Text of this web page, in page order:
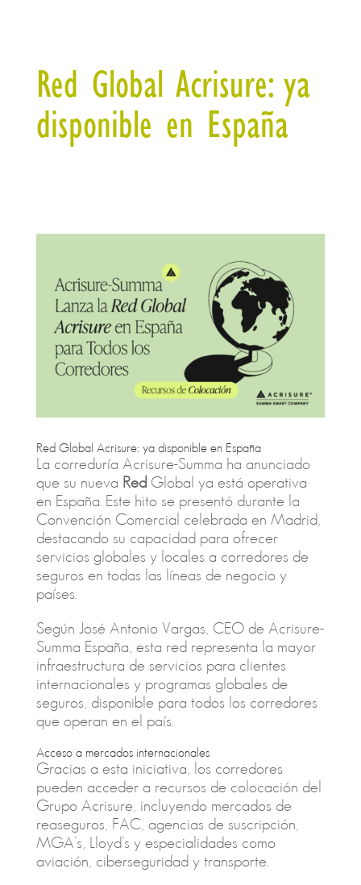
Red Global Acrisure: ya
disponible en España
Red Global Acrisure: ya disponible en España
La correduría Acrisure-Summa ha anunciado
que su nueva Red Global ya está operativa
en España. Este hito se presentó durante la
Convención Comercial celebrada en Madrid,
destacando su capacidad para ofrecer
servicios globales y locales a corredores de
seguros en todas las líneas de negocio y
países.
Según José Antonio Vargas, CEO de Acrisure-
Summa España, esta red representa la mayor
infraestructura de servicios para clientes
internacionales y programas globales de
seguros, disponible para todos los corredores
que operan en el país.
Acceso a mercados internacionales
Gracias a esta iniciativa, los corredores
pueden acceder a recursos de colocación del
Grupo Acrisure, incluyendo mercados de
reaseguros, FAC, agencias de suscripción,
MGA’s, Lloyd’s y especialidades como
aviación, ciberseguridad y transporte.